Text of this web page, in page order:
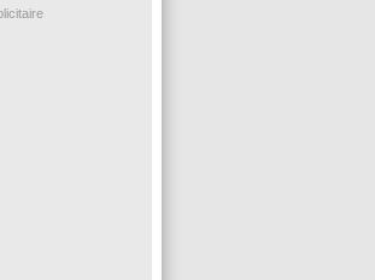
l'entraîneur (off.)